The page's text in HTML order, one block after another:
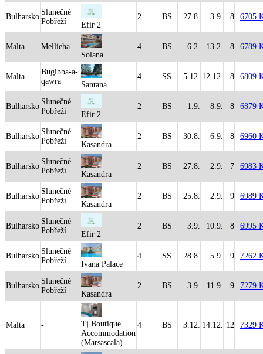
Bulharsko
Slunečné
Pobřeží
Efir 2
2 BS 27.8. 3.9. 8 6705
Malta
Mellieha
Solana
4 BS 6.2. 13.2. 8 6789
Malta
Bugibba-a-
qawra
Santana
4 SS 5.12. 12.12. 8 6809
Bulharsko
Slunečné
Pobřeží
Efir 2
2 BS 1.9. 8.9. 8 6879
Bulharsko
Slunečné
Pobřeží
Kasandra
2 BS 30.8. 6.9. 8 6960
Bulharsko
Slunečné
Pobřeží
Kasandra
2 BS 27.8. 2.9. 7 6983
Bulharsko
Slunečné
Pobřeží
Kasandra
2 BS 25.8. 2.9. 9 6989
Bulharsko
Slunečné
Pobřeží
Efir 2
2 BS 3.9. 10.9. 8 6995
Bulharsko
Slunečné
Pobřeží
Ivana Palace
4 SS 28.8. 5.9. 9 7262
Bulharsko
Slunečné
Pobřeží
Kasandra
2 BS 3.9. 11.9. 9 7279
Malta -
Tj Boutique
Accommodation
(Marsascala)
4 BS 3.12. 14.12. 12 7329